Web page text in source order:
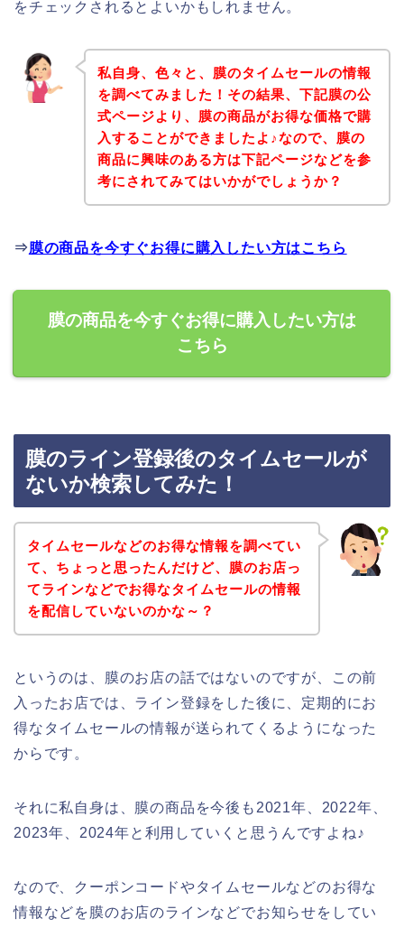
をチェックされるとよいかもしれません。
私自身、色々と、膜のタイムセールの情報
を調べてみました！その結果、下記膜の公
式ページより、膜の商品がお得な価格で購
入することができましたよ♪なので、膜の
商品に興味のある方は下記ページなどを参
考にされてみてはいかがでしょうか？
⇒膜の商品を今すぐお得に購入したい方はこちら
膜の商品を今すぐお得に購入したい方は
こちら
膜のライン登録後のタイムセールが
ないか検索してみた！
タイムセールなどのお得な情報を調べてい
て、ちょっと思ったんだけど、膜のお店っ
てラインなどでお得なタイムセールの情報
を配信していないのかな～？
というのは、膜のお店の話ではないのですが、この前
入ったお店では、ライン登録をした後に、定期的にお
得なタイムセールの情報が送られてくるようになった
からです。
それに私自身は、膜の商品を今後も2021年、2022年、
2023年、2024年と利用していくと思うんですよね♪
なので、クーポンコードやタイムセールなどのお得な
情報などを膜のお店のラインなどでお知らせをしてい